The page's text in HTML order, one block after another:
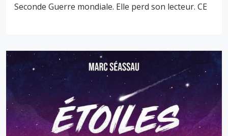
Seconde Guerre mondiale. Elle perd son lecteur. CE